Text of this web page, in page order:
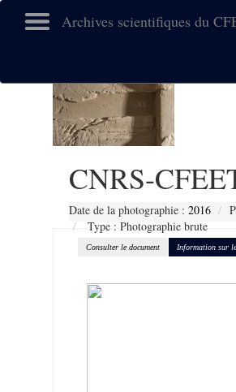
Archives scientifiques du
CNRS-
Date de la photographie : 2016
Type : Photographie brute
Consulter le document Information sur